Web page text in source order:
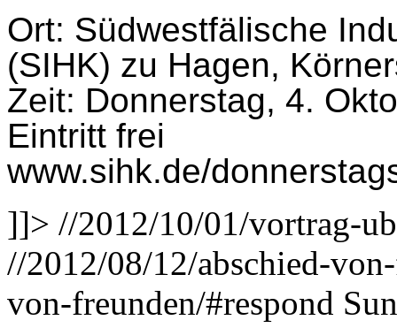
Ort: Südwestfälische
(SIHK) zu Hagen,
Zeit: Donnerstag, 4.
Eintritt frei
www.sihk.de/
]]> //2012/10/01/vortrag-
//2012/08/12/abschied-
von-freunden/#respond